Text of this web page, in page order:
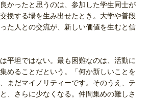
かったと思うのは、参加した学生同士が
換する場を生み出せたとき。大学や普段
た人との交流が、新しい価値を生むと信
平坦ではない。最も困難なのは、活動に
めることだという。「何か新しいことを
まだマイノリティーです。そのうえ、テ
、さらに少なくなる。仲間集めの難しさ